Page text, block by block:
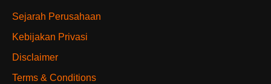
Sejarah Perusahaan
Kebijakan Privasi
Disclaimer
Terms & Conditions